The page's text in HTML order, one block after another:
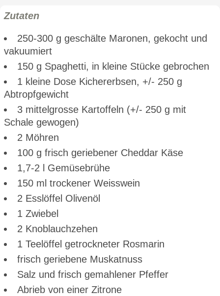
Zutaten
250-300 g geschälte Maronen, gekocht und
vakuumiert
150 g Spaghetti, in kleine Stücke gebrochen
1 kleine Dose Kichererbsen, +/- 250 g
Abtropfgewicht
3 mittelgrosse Kartoffeln (+/- 250 g mit
Schale gewogen)
2 Möhren
100 g frisch geriebener Cheddar Käse
1,7-2 l Gemüsebrühe
150 ml trockener Weisswein
2 Esslöffel Olivenöl
1 Zwiebel
2 Knoblauchzehen
1 Teelöffel getrockneter Rosmarin
frisch geriebene Muskatnuss
Salz und frisch gemahlener Pfeffer
Abrieb von einer Zitrone